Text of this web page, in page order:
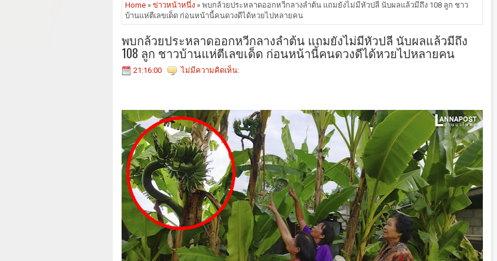
Home » ข่าวหน้าหนึ่ง » พบกล้วยประหลาดออกหวีกลางลำต้น แถมยังไม่มีหัวปลี นับผลแล้วมีถึง 108 ลูก ชาว
บ้านแห่ตีเลขเด็ด ก่อนหน้านี้คนดวงดีได้หวยไปหลายคน
พบกล้วยประหลาดออกหวีกลางลำต้น แถมยังไม่มีหัวปลี นับผลแล้วมีถึง
108 ลูก ชาวบ้านแห่ตีเลขเด็ด ก่อนหน้านี้คนดวงดีได้หวยไปหลายคน
21:16:00 ไม่มีความคิดเห็น: